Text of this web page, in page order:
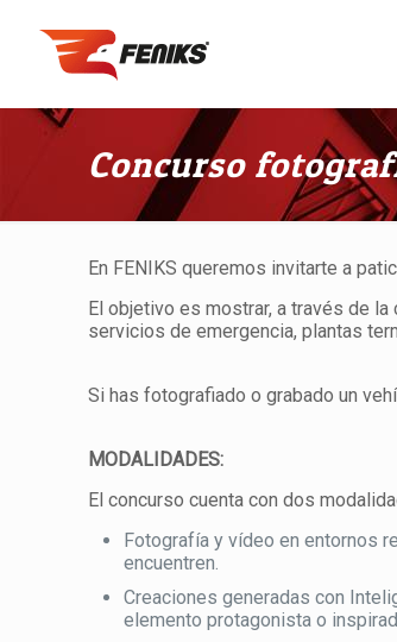
Concurso
En FENIKS queremos invitarte a
El objetivo es mostrar, a través de
servicios de emergencia, plantas
Si has fotografiado o grabado un
MODALIDADES:
El concurso cuenta con dos
Fotografía y vídeo en entornos
encuentren.
Creaciones generadas con
elemento protagonista o